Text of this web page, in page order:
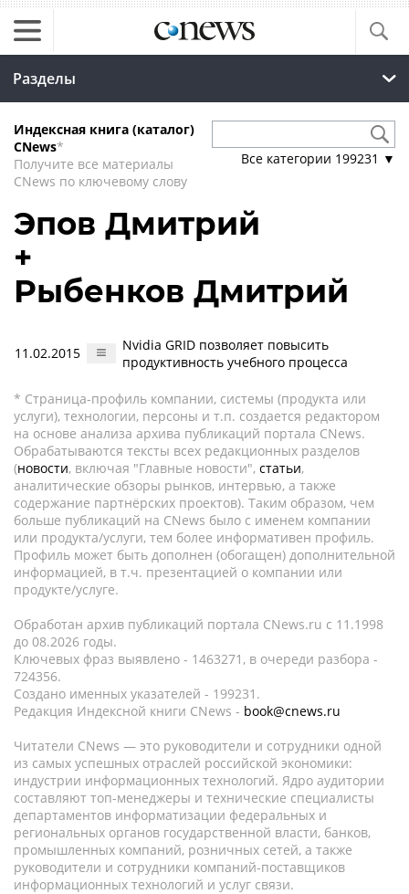
Разделы
Индексная книга (каталог)
CNews*
Получите все материалы
CNews по ключевому слову
Все категории 199231 ▼
Эпов Дмитрий
+
Рыбенков Дмитрий
11.02.2015
Nvidia GRID позволяет повысить
продуктивность учебного процесса
* Страница-профиль компании, системы (продукта или
услуги), технологии, персоны и т.п. создается редактором
на основе анализа архива публикаций портала CNews.
Обрабатываются тексты всех редакционных разделов
(новости, включая "Главные новости", статьи,
аналитические обзоры рынков, интервью, а также
содержание партнёрских проектов). Таким образом, чем
больше публикаций на CNews было с именем компании
или продукта/услуги, тем более информативен профиль.
Профиль может быть дополнен (обогащен) дополнительной
информацией, в т.ч. презентацией о компании или
продукте/услуге.
Обработан архив публикаций портала CNews.ru c 11.1998
до 08.2026 годы.
Ключевых фраз выявлено - 1463271, в очереди разбора -
724356.
Создано именных указателей - 199231.
Редакция Индексной книги CNews - book@cnews.ru
Читатели CNews — это руководители и сотрудники одной
из самых успешных отраслей российской экономики:
индустрии информационных технологий. Ядро аудитории
составляют топ-менеджеры и технические специалисты
департаментов информатизации федеральных и
региональных органов государственной власти, банков,
промышленных компаний, розничных сетей, а также
руководители и сотрудники компаний-поставщиков
информационных технологий и услуг связи.